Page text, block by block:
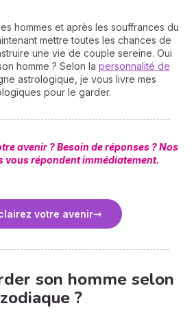
hommes et après les souffrances du
mettre toutes les chances de
une vie de couple sereine. Oui
homme ? Selon la personnalité de
astrologique, je vous livre mes
pour le garder.
avenir ? Besoin de réponses ? Nos
vous répondent immédiatement.
votre avenir
son homme selon
?